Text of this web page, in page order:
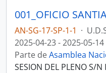
AN-SG-17-SP-1-1 ·
2025-04-23 - 2025-05-14
Parte deAsamblea
SESION DEL PLENO S/